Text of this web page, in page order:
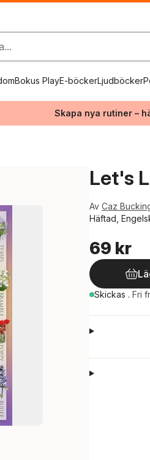
Bokus PlayE-böckerLjudböcker
Skapa nya rutiner –
Let's
Av Caz
Häftad,
69 kr
Skickas . Fri